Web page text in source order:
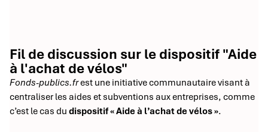
Fil de discussion sur le dispositif "Aide
à l'achat de vélos"
Fonds-publics.frest une initiative communautaire visant à
centraliser les aides et subventions aux entreprises, comme
c’est le cas du dispositif « Aide à l’achat de vélos ».